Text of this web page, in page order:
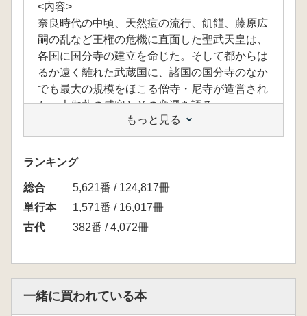
<内容>
奈良時代の中頃、天然痘の流行、飢饉、藤原広
嗣の乱など王権の危機に直面した聖武天皇は、
各国に国分寺の建立を命じた。そして都からは
るか遠く離れた武蔵国に、諸国の国分寺のなか
でも最大の規模をほこる僧寺・尼寺が造営され
た。大伽藍の威容とその変遷を語る。
<目次>
第1章 「国華にふさわしい好処」に建つ
1 曠遠(こうえん)なる国の国分寺
2 国分寺造営の背景
第2章 江戸時代に始まる探究
1 江戸時代の地誌ブーム
2 大伽藍の範囲
もっと見る
ランキング
総合
5,621番 / 124,817冊
単行本
1,571番 / 16,017冊
古代
382番 / 4,072冊
一緒に買われている本